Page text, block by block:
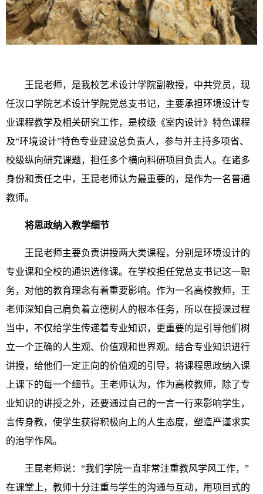
王昆老师，是我校艺术设计学院副教授，中共党员，现
任汉口学院艺术设计学院党总支书记，主要承担环境设计专
业课程教学及相关研究工作，是校级《室内设计》特色课程
及“环境设计”特色专业建设总负责人，参与并主持多项省、
校级纵向研究课题，担任多个横向科研项目负责人。在诸多
身份和责任之中，王昆老师认为最重要的，是作为一名普通
教师。
将思政纳入教学细节
王昆老师主要负责讲授两大类课程，分别是环境设计的
专业课和全校的通识选修课。在学校担任党总支书记这一职
务，对他的教育理念有着重要影响。作为一名高校教师，王
老师深知自己肩负着立德树人的根本任务，所以在授课过程
当中，不仅给学生传递着专业知识，更重要的是引导他们树
立一个正确的人生观、价值观和世界观。结合专业知识进行
讲授，给他们一定正向的价值观的引导，将课程思政纳入课
上课下的每一个细节。王老师认为，作为高校教师，除了专
业知识的讲授之外，还要通过自己的一言一行来影响学生，
言传身教，使学生获得积极向上的人生态度，塑造严谨求实
的治学作风。
王昆老师说：“我们学院一直非常注重教风学风工作，”
在课堂上，教师十分注重与学生的沟通与互动，用项目式的